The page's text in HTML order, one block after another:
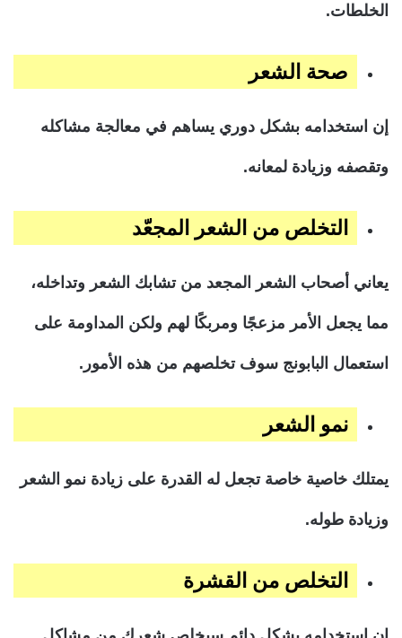
الخلطات.
صحة الشعر
إن استخدامه بشكل دوري يساهم في معالجة مشاكله
وتقصفه وزيادة لمعانه.
التخلص من الشعر المجعّد
يعاني أصحاب الشعر المجعد من تشابك الشعر وتداخله،
مما يجعل الأمر مزعجًا ومربكًا لهم ولكن المداومة على
استعمال البابونج سوف تخلصهم من هذه الأمور.
نمو الشعر
يمتلك خاصية خاصة تجعل له القدرة على زيادة نمو الشعر
وزيادة طوله.
التخلص من القشرة